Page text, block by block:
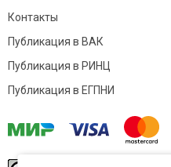
Контакты
Публикация в ВАК
Публикация в РИНЦ
Публикация в ЕГПНИ